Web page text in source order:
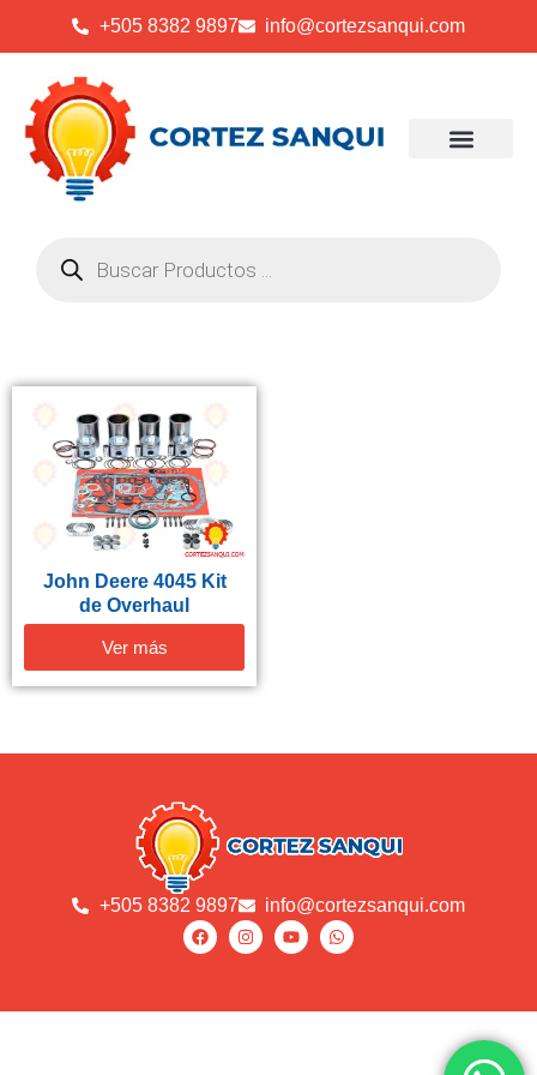
+505 8382 9897 info@cortezsanqui.com
John Deere 4045 Kit
de Overhaul
Ver más
+505 8382 9897 info@cortezsanqui.com